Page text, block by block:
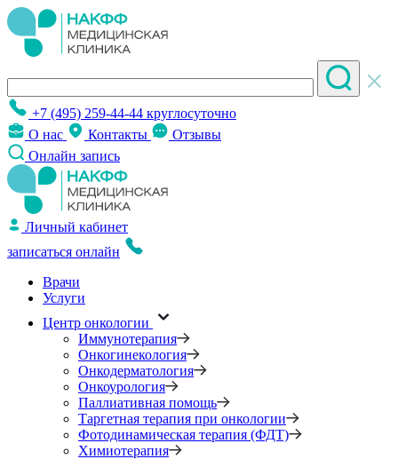
+7 (495) 259-44-44 круглосуточно
О нас
Контакты
Отзывы
Онлайн запись
Личный кабинет
записаться онлайн
Врачи
Услуги
Центр онкологии
Иммунотерапия
Онкогинекология
Онкодерматология
Онкоурология
Паллиативная помощь
Таргетная терапия при онкологии
Фотодинамическая терапия (ФДТ)
Химиотерапия